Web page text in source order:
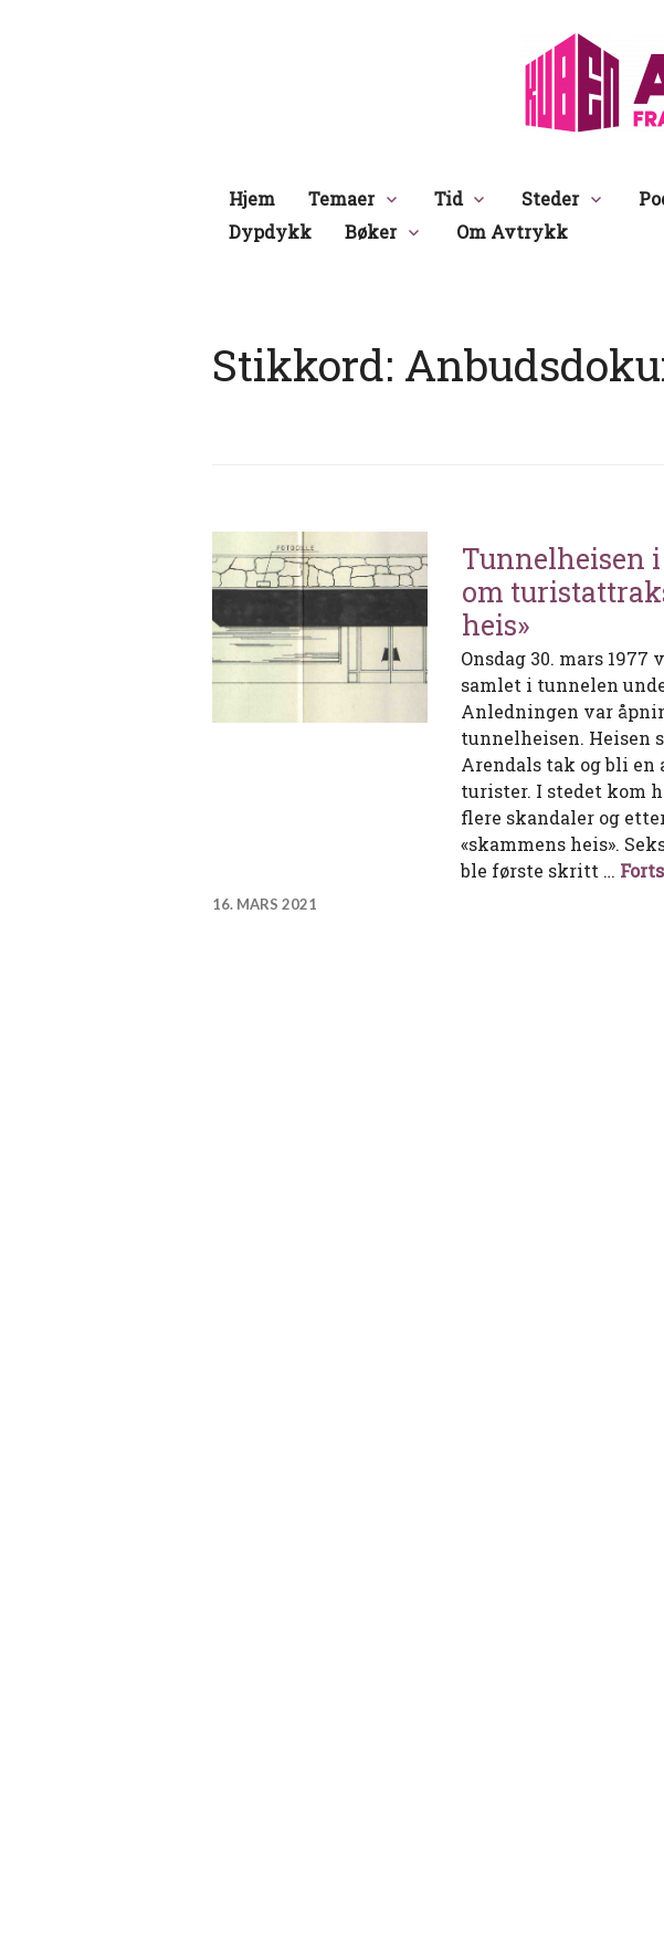
Hjem Temaer Tid Steder
Dypdykk
Bøker Om Avtrykk
Stikkord:
Tunnelheisen
om
heis»
Onsdag 30. mars
samlet i tunnelen
Anledningen var
tunnelheisen. Heisen
Arendals tak og bli
turister. I stedet kom
flere skandaler og
«skammens heis».
ble første skritt …
16. MARS 2021